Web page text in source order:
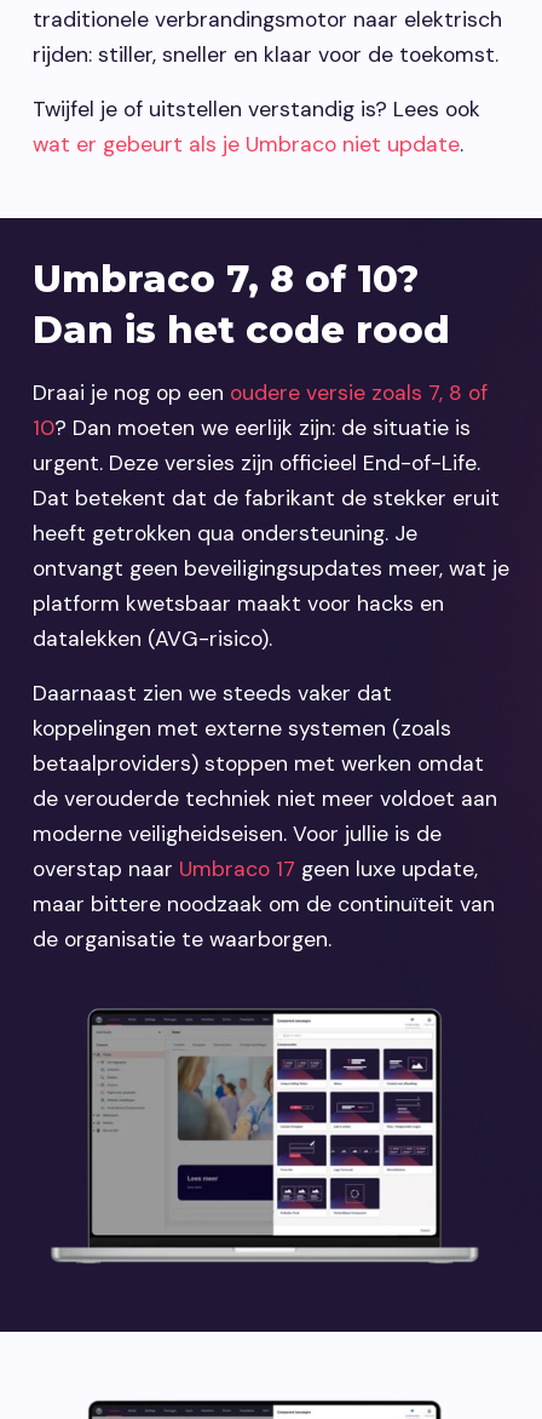
traditionele verbrandingsmotor naar elektrisch
rijden: stiller, sneller en klaar voor de toekomst.
Twijfel je of uitstellen verstandig is? Lees ook
wat er gebeurt als je Umbraco niet update.
Umbraco 7, 8 of 10?
Dan is het code rood
Draai je nog op een oudere versie zoals 7, 8 of
10? Dan moeten we eerlijk zijn: de situatie is
urgent. Deze versies zijn officieel End-of-Life.
Dat betekent dat de fabrikant de stekker eruit
heeft getrokken qua ondersteuning. Je
ontvangt geen beveiligingsupdates meer, wat je
platform kwetsbaar maakt voor hacks en
datalekken (AVG-risico).
Daarnaast zien we steeds vaker dat
koppelingen met externe systemen (zoals
betaalproviders) stoppen met werken omdat
de verouderde techniek niet meer voldoet aan
moderne veiligheidseisen. Voor jullie is de
overstap naar Umbraco 17 geen luxe update,
maar bittere noodzaak om de continuïteit van
de organisatie te waarborgen.